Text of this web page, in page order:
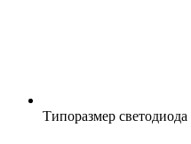
Типоразмер светодиода